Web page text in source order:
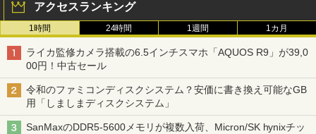
アクセスランキング
1時間 24時間 1週間 1カ月
ライカ監修カメラ搭載の6.5インチスマホ「AQUOS R9」が39,0
00円！中古セール
令和のファミコンディスクシステム？安価に書き換え可能なGB
用「しましまディスクシステム」
SanMaxのDDR5-5600メモリが複数入荷、Micron/SK hynixチッ